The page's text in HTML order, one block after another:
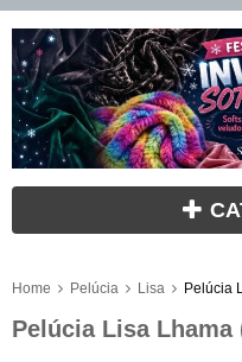
Home Pelúcia Lisa Pelúcia
Pelúcia Lisa Lhama